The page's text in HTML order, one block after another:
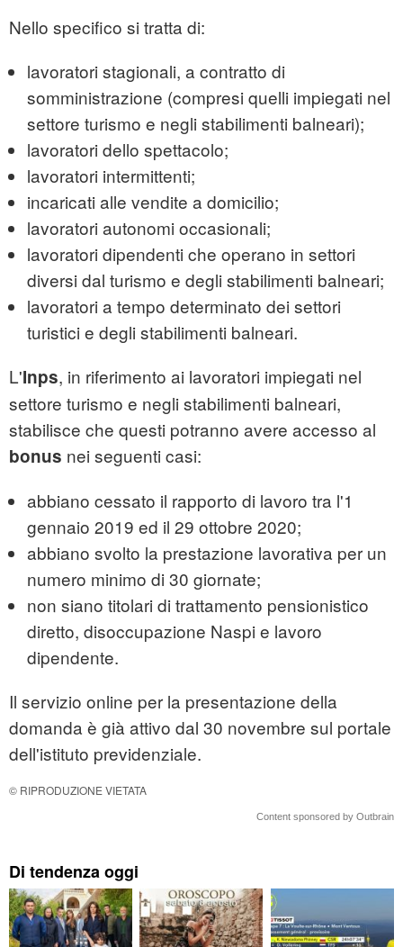
Nello specifico si tratta di:
lavoratori stagionali, a contratto di
somministrazione (compresi quelli impiegati nel
settore turismo e negli stabilimenti balneari);
lavoratori dello spettacolo;
lavoratori intermittenti;
incaricati alle vendite a domicilio;
lavoratori autonomi occasionali;
lavoratori dipendenti che operano in settori
diversi dal turismo e degli stabilimenti balneari;
lavoratori a tempo determinato dei settori
turistici e degli stabilimenti balneari.
L'Inps, in riferimento ai lavoratori impiegati nel
settore turismo e negli stabilimenti balneari,
stabilisce che questi potranno avere accesso al
bonus nei seguenti casi:
abbiano cessato il rapporto di lavoro tra l'1
gennaio 2019 ed il 29 ottobre 2020;
abbiano svolto la prestazione lavorativa per un
numero minimo di 30 giornate;
non siano titolari di trattamento pensionistico
diretto, disoccupazione Naspi e lavoro
dipendente.
Il servizio online per la presentazione della
domanda è già attivo dal 30 novembre sul portale
dell'istituto previdenziale.
© RIPRODUZIONE VIETATA
Content sponsored by Outbrain
Di tendenza oggi